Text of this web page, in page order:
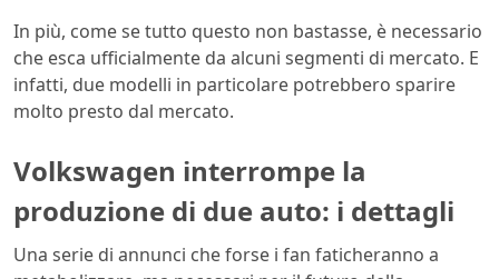
In più, come se tutto questo non bastasse, è necessario
che esca ufficialmente da alcuni segmenti di mercato. E
infatti, due modelli in particolare potrebbero sparire
molto presto dal mercato.
Volkswagen interrompe la
produzione di due auto: i dettagli
Una serie di annunci che forse i fan faticheranno a